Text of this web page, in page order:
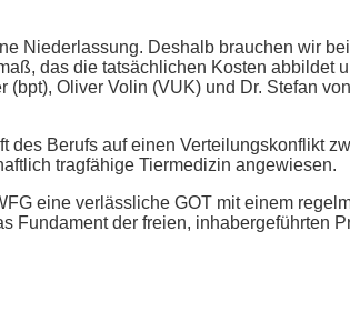
Niederlassung. Deshalb brauchen wir
das die tatsächlichen Kosten abbildet
Oliver Volin (VUK) und Dr. Stefan
des Berufs auf einen Verteilungskonflikt
tragfähige Tiermedizin angewiesen.
eine verlässliche GOT mit einem
Fundament der freien, inhabergeführten